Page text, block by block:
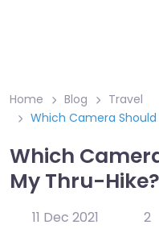
Home Blog
Travel
Which Camera
Which
My Thru-Hike?
11 Dec 2021
2